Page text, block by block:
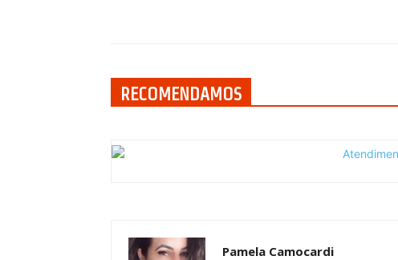
RECOMENDAMOS
Pamela Camocardi